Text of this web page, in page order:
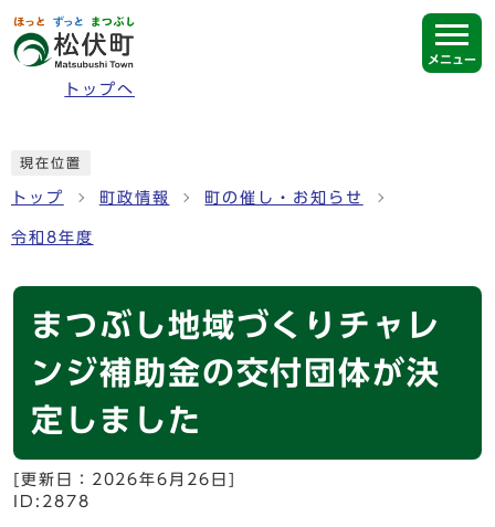
ページの先頭です
トップへ
メニュー
現在位置
トップ 町政情報 町の催し・お知らせ
令和8年度
まつぶし地域づくりチャレ
ンジ補助金の交付団体が決
定しました
[更新日： 2026年6月26日
ID:2878